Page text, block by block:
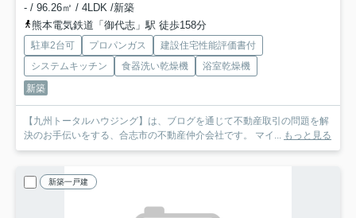
- / 96.26㎡ / 4LDK /新築
熊本電気鉄道「御代志」駅 徒歩158分
駐車2台可 プロパンガス
建設住宅性能評価書付
システムキッチン
食器洗い乾燥機
浴室乾燥機
新築
【九州トータルハウジング】は、ブログを通じて不動産取引の問題を解
決のお手伝いをする、合志市の不動産仲介会社です。 マイ...
もっと見る
新築一戸建